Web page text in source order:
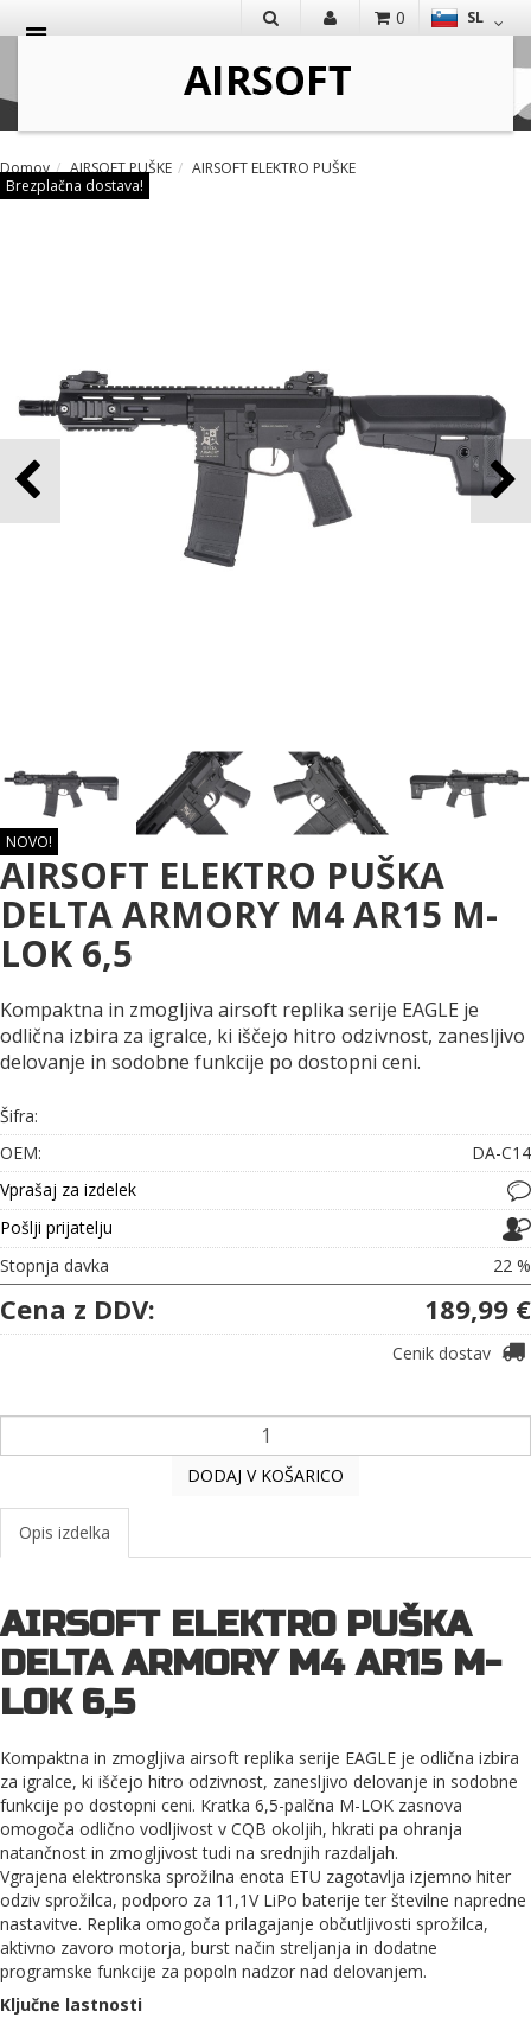
SL
0
Domov AIRSOFT PUŠKE
AIRSOFT ELEKTRO PUŠKE
Brezplačna dostava!
NOVO!
AIRSOFT ELEKTRO PUŠKA
DELTA ARMORY M4 AR15 M-
LOK 6,5
Kompaktna in zmogljiva airsoft replika serije EAGLE je
odlična izbira za igralce, ki iščejo hitro odzivnost, zanesljivo
delovanje in sodobne funkcije po dostopni ceni.
Šifra:
OEM:
DA-C14
Vprašaj za izdelek
Pošlji prijatelju
Stopnja davka
22 %
Cena z DDV: 189,99 €
Cenik dostav
DODAJ V KOŠARICO
Opis izdelka
AIRSOFT ELEKTRO PUŠKA
DELTA ARMORY M4 AR15 M-
LOK 6,5
Kompaktna in zmogljiva airsoft replika serije EAGLE je odlična izbira
za igralce, ki iščejo hitro odzivnost, zanesljivo delovanje in sodobne
funkcije po dostopni ceni. Kratka 6,5-palčna M-LOK zasnova
omogoča odlično vodljivost v CQB okoljih, hkrati pa ohranja
natančnost in zmogljivost tudi na srednjih razdaljah.
Vgrajena elektronska sprožilna enota ETU zagotavlja izjemno hiter
odziv sprožilca, podporo za 11,1V LiPo baterije ter številne napredne
nastavitve. Replika omogoča prilagajanje občutljivosti sprožilca,
aktivno zavoro motorja, burst način streljanja in dodatne
programske funkcije za popoln nadzor nad delovanjem.
Ključne lastnosti